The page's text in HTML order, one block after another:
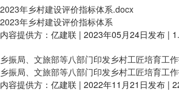
2023年乡村建设评价指标体系.docx
2023年乡村建设评价指标体系
内容提供方：亿建联 | 2023年05月24日发布 |
乡振局、文旅部等八部门印发乡村工匠培育工
乡振局、文旅部等八部门印发乡村工匠培育工作
内容提供方：亿建联 | 2022年11月21日发布 |